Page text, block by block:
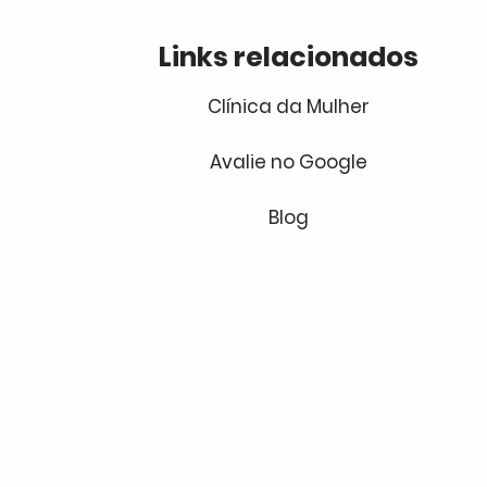
Links relacionados
Clínica da Mulher
Avalie no Google
Blog